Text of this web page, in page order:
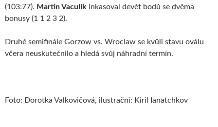
(103:77). Martin Vaculík inkasoval devět bodů se dvěma
bonusy (1 1 2 3 2).
Druhé semifinále Gorzow vs. Wroclaw se kvůli stavu oválu
včera neuskutečnilo a hledá svůj náhradní termín.
Foto: Dorotka Valkovičová, ilustrační: Kiril Ianatchkov